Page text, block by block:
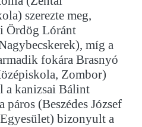
szerezte meg,
Ördög Lóránt
míg a
fokára Brasnyó
Zombor)
a kanizsai Bálint
(Beszédes József
bizonyult a